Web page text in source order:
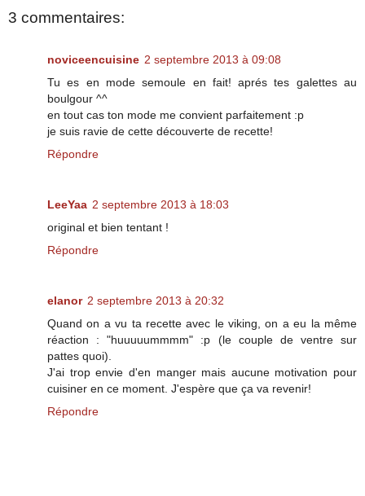
3 commentaires:
noviceencuisine 2 septembre 2013 à 09:08
Tu es en mode semoule en fait! aprés tes galettes au
boulgour ^^
en tout cas ton mode me convient parfaitement :p
je suis ravie de cette découverte de recette!
Répondre
LeeYaa 2 septembre 2013 à 18:03
original et bien tentant !
Répondre
elanor 2 septembre 2013 à 20:32
Quand on a vu ta recette avec le viking, on a eu la même
réaction : "huuuuummmm" :p (le couple de ventre sur
pattes quoi).
J'ai trop envie d'en manger mais aucune motivation pour
cuisiner en ce moment. J'espère que ça va revenir!
Répondre